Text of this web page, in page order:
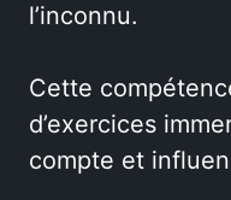
l’inconnu.
Cette
d’exercices
compte et